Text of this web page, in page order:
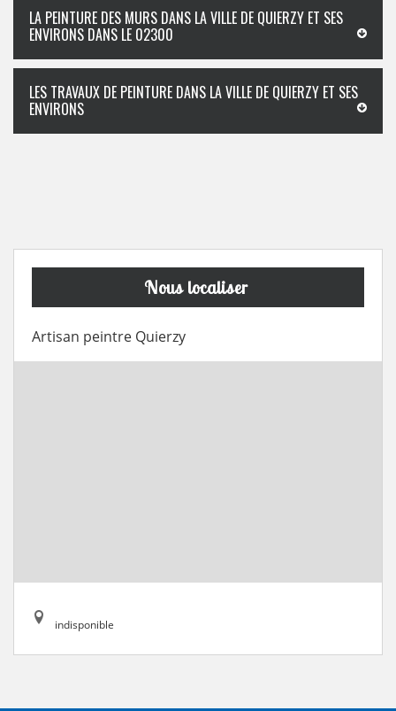
LA PEINTURE DES MURS DANS LA VILLE DE QUIERZY ET SES
ENVIRONS DANS LE 02300
LES TRAVAUX DE PEINTURE DANS LA VILLE DE QUIERZY ET SES
ENVIRONS
Nous localiser
Artisan peintre Quierzy
indisponible